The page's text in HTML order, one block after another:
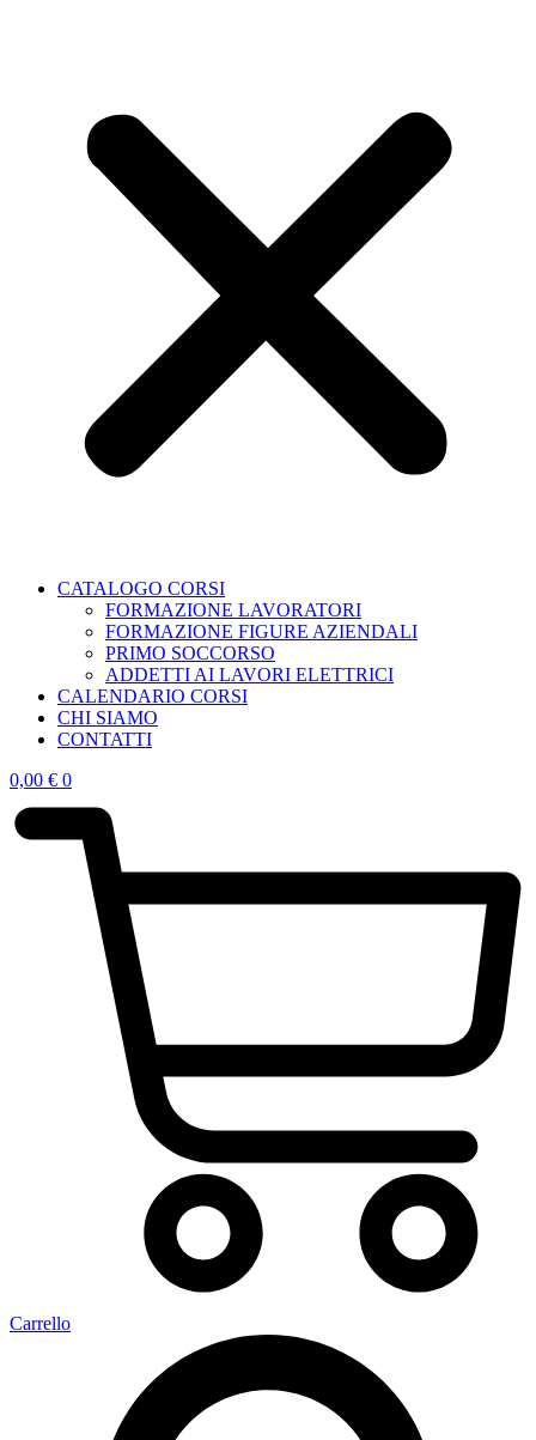
CATALOGO CORSI
FORMAZIONE LAVORATORI
FORMAZIONE FIGURE AZIENDALI
PRIMO SOCCORSO
ADDETTI AI LAVORI ELETTRICI
CALENDARIO CORSI
CHI SIAMO
CONTATTI
0,00 € 0
Carrello